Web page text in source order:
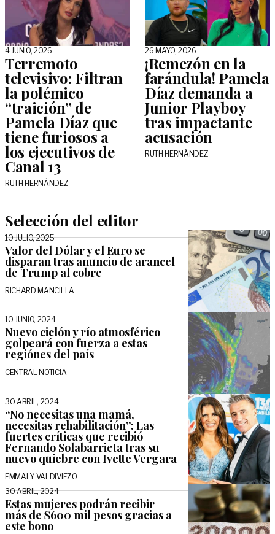
4 JUNIO, 2026
Terremoto
televisivo: Filtran
la polémico
“traición” de
Pamela Díaz que
tiene furiosos a
los ejecutivos de
Canal 13
RUTH HERNÁNDEZ
26 MAYO, 2026
¡Remezón en la
farándula! Pamela
Díaz demanda a
Junior Playboy
tras impactante
acusación
RUTH HERNÁNDEZ
Selección del editor
10 JULIO, 2025
Valor del Dólar y el Euro se
disparan tras anuncio de arancel
de Trump al cobre
RICHARD MANCILLA
10 JUNIO, 2024
Nuevo ciclón y río atmosférico
golpeará con fuerza a estas
regiónes del país
CENTRAL NOTICIA
30 ABRIL, 2024
“No necesitas una mamá,
necesitas rehabilitación”: Las
fuertes críticas que recibió
Fernando Solabarrieta tras su
nuevo quiebre con Ivette Vergara
EMMALY VALDIVIEZO
30 ABRIL, 2024
Estas mujeres podrán recibir
más de $600 mil pesos gracias a
este bono